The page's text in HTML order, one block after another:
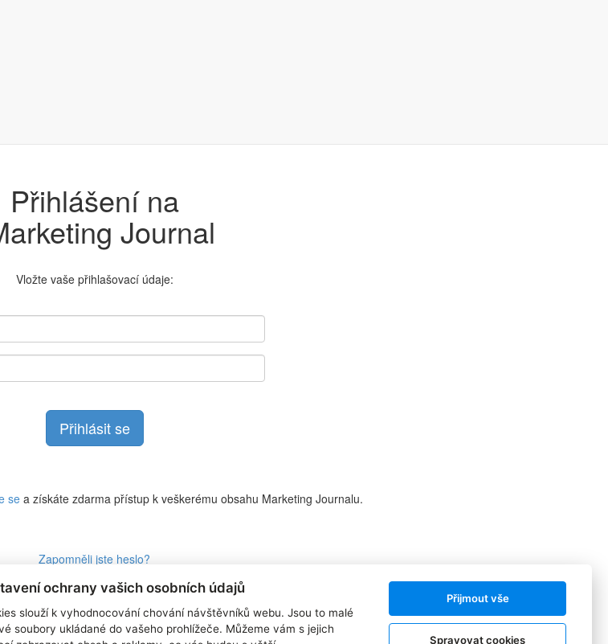
Přihlášení na
Vložte vaše přihlašovací údaje:
sea získáte zdarma přístup k veškerému obsahu Marketing Journalu.
Zapomněli jste heslo?
RSS 1
Štítky
Sledujte nás:
ochrany vašich osobních údajů
slouží k vyhodnocování chování návštěvníků webu. Jsou to malé
soubory ukládané do vašeho prohlížeče. Můžeme vám s jejich
Přijmout vše
Spravovat cookies